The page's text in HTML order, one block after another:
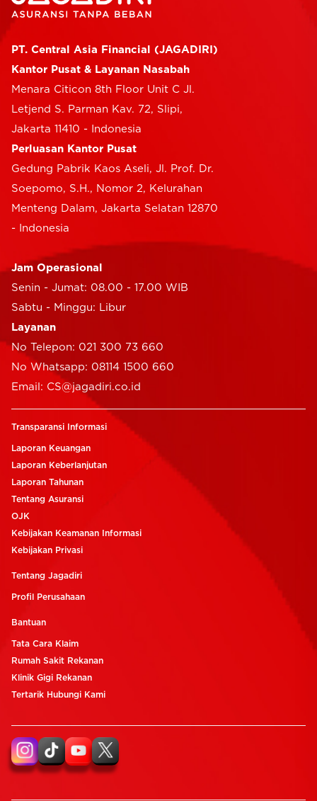
PT. Central Asia Financial (JAGADIRI)
Kantor Pusat & Layanan Nasabah
Menara Citicon 8th Floor Unit C Jl.
Letjend S. Parman Kav. 72, Slipi,
Jakarta 11410 - Indonesia
Perluasan Kantor Pusat
Gedung Pabrik Kaos Aseli, Jl. Prof. Dr.
Soepomo, S.H., Nomor 2, Kelurahan
Menteng Dalam, Jakarta Selatan 12870
- Indonesia
Jam Operasional
Senin - Jumat: 08.00 - 17.00 WIB
Sabtu - Minggu: Libur
Layanan
No Telepon: 021 300 73 660
No Whatsapp: 08114 1500 660
Email: CS@jagadiri.co.id
Transparansi Informasi
Laporan Keuangan
Laporan Keberlanjutan
Laporan Tahunan
Tentang Asuransi
OJK
Kebijakan Keamanan Informasi
Kebijakan Privasi
Tentang Jagadiri
Profil Perusahaan
Bantuan
Tata Cara Klaim
Rumah Sakit Rekanan
Klinik Gigi Rekanan
Tertarik Hubungi Kami